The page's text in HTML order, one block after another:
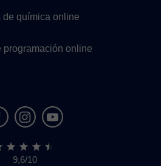
de química online
programación online
9,6/10